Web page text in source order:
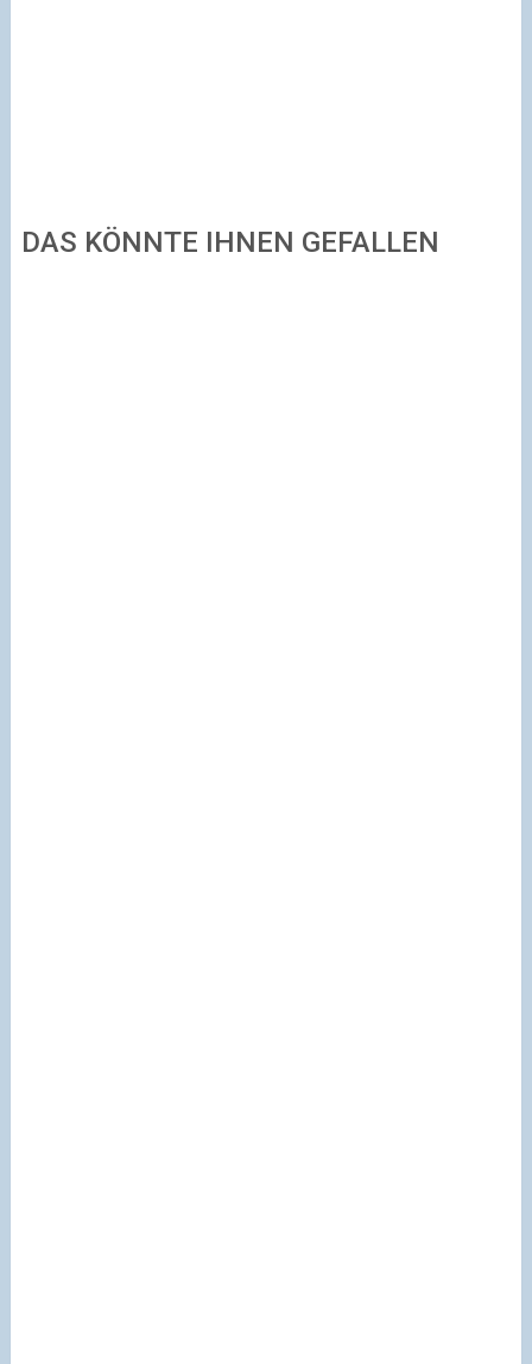
DAS KÖNNTE IHNEN GEFALLEN